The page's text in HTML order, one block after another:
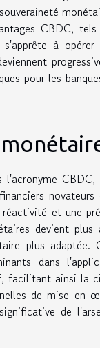
CBDC,
à opérer
pour les
CBDC,
novateurs
et une
devient plus
plus adaptée.
dans
facilitant ainsi la
de mise en
de